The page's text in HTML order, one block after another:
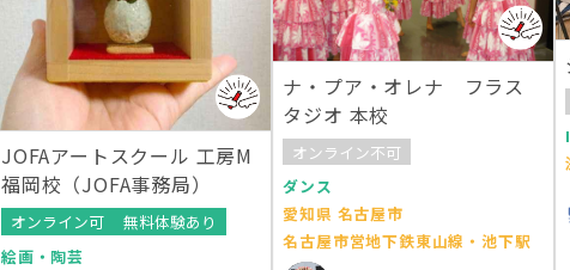
JOFAアートスクール 工房M
福岡校（JOFA事務局）
オンライン可
無料体験あり
絵画・陶芸
ナ・プア・オレナ フラス
タジオ 本校
オンライン不可
ダンス
愛知県 名古屋市
名古屋市営地下鉄東山線・池下駅